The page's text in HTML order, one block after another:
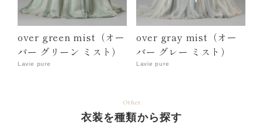
over green mist（オー
バー グリーン ミスト）
Lavie pure
over gray mist（オー
バー グレー ミスト）
Lavie pure
Other
衣装を種類から探す